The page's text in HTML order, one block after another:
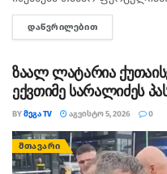
გა­ვი­და და არ
უნდა. წუ­ხელ შე­ვი­და
ᲓᲐᲬᲕᲠᲘᲚᲔᲑᲘᲗ
ზაალ ლატარია
ექვთიმე სარალიძეს
BYᲛᲔᲒᲐ TV ᲐᲒᲕᲘᲡᲢᲝ 5, 2026 0
ᲛᲗᲐᲕᲐᲠᲘ